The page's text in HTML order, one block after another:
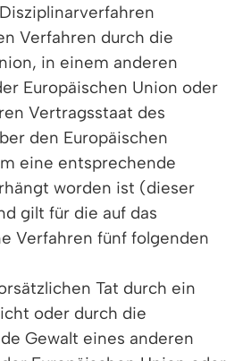
Verfahren durch die
in einem anderen
Europäischen Union oder
Vertragsstaat des
den Europäischen
eine entsprechende
worden ist (dieser
gilt für die auf das
Verfahren fünf folgenden
Tat durch ein
oder durch die
Gewalt eines anderen